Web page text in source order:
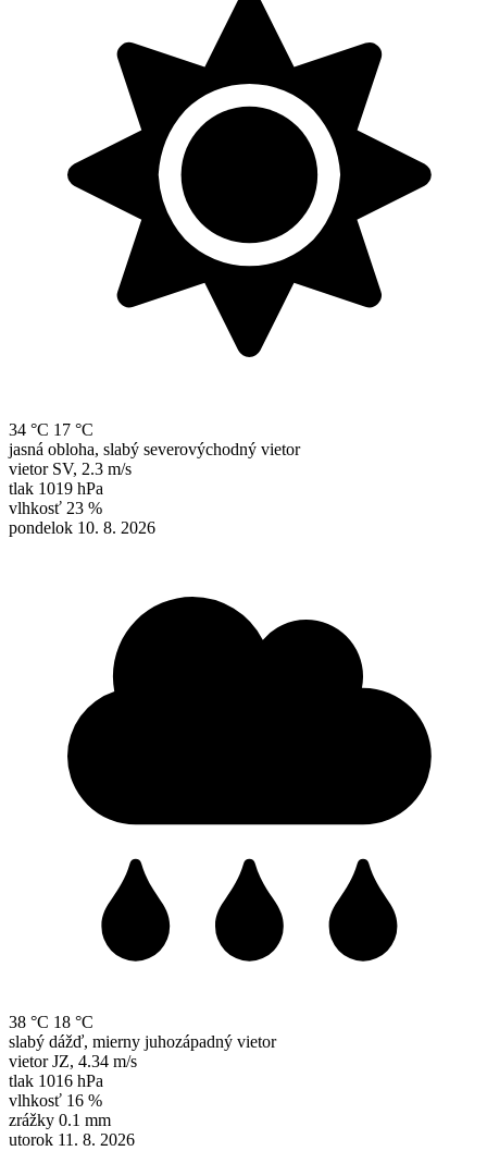
34 °C 17 °C
jasná obloha, slabý severovýchodný vietor
vietor SV, 2.3 m/s
tlak 1019 hPa
vlhkosť 23 %
pondelok 10. 8. 2026
38 °C 18 °C
slabý dážď, mierny juhozápadný vietor
vietor JZ, 4.34 m/s
tlak 1016 hPa
vlhkosť 16 %
zrážky 0.1 mm
utorok 11. 8. 2026